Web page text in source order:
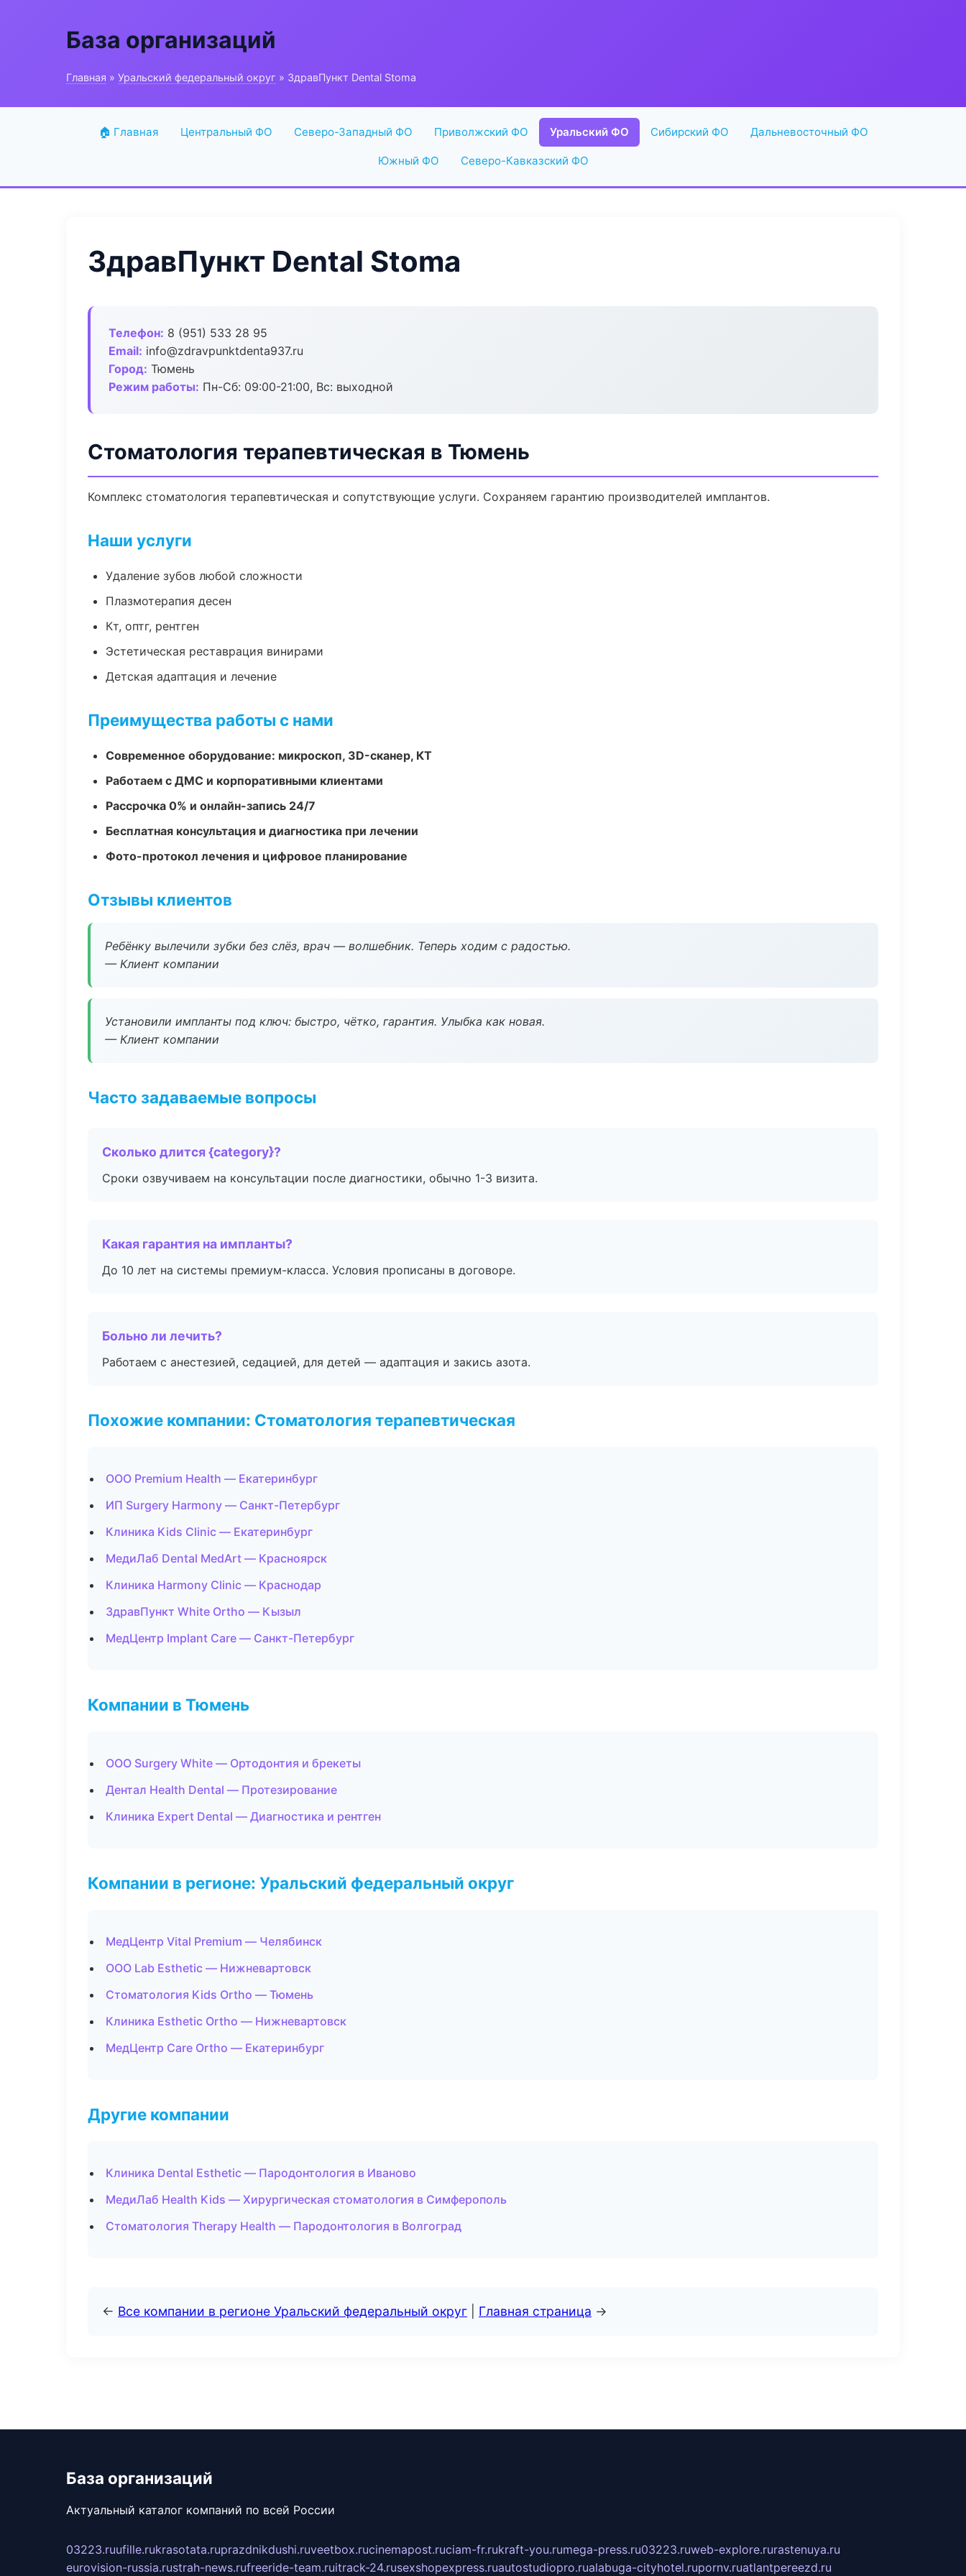
База организаций
Главная » Уральский федеральный округ » ЗдравПункт Dental Stoma
🏠 Главная Центральный ФО Северо-Западный ФО Приволжский ФО Уральский ФО Сибирский ФО Дальневосточный ФО
Южный ФО Северо-Кавказский ФО
ЗдравПункт Dental Stoma
Телефон: 8 (951) 533 28 95
Email: info@zdravpunktdenta937.ru
Город: Тюмень
Режим работы: Пн-Сб: 09:00-21:00, Вс: выходной
Стоматология терапевтическая в Тюмень
Комплекс стоматология терапевтическая и сопутствующие услуги. Сохраняем гарантию производителей имплантов.
Наши услуги
Удаление зубов любой сложности
Плазмотерапия десен
Кт, оптг, рентген
Эстетическая реставрация винирами
Детская адаптация и лечение
Преимущества работы с нами
Современное оборудование: микроскоп, 3D-сканер, КТ
Работаем с ДМС и корпоративными клиентами
Рассрочка 0% и онлайн-запись 24/7
Бесплатная консультация и диагностика при лечении
Фото-протокол лечения и цифровое планирование
Отзывы клиентов
Ребёнку вылечили зубки без слёз, врач — волшебник. Теперь ходим с радостью.
— Клиент компании
Установили импланты под ключ: быстро, чётко, гарантия. Улыбка как новая.
— Клиент компании
Часто задаваемые вопросы
Сколько длится {category}?
Сроки озвучиваем на консультации после диагностики, обычно 1-3 визита.
Какая гарантия на импланты?
До 10 лет на системы премиум-класса. Условия прописаны в договоре.
Больно ли лечить?
Работаем с анестезией, седацией, для детей — адаптация и закись азота.
Похожие компании: Стоматология терапевтическая
ООО Premium Health — Екатеринбург
ИП Surgery Harmony — Санкт-Петербург
Клиника Kids Clinic — Екатеринбург
МедиЛаб Dental MedArt — Красноярск
Клиника Harmony Clinic — Краснодар
ЗдравПункт White Ortho — Кызыл
МедЦентр Implant Care — Санкт-Петербург
Компании в Тюмень
ООО Surgery White — Ортодонтия и брекеты
Дентал Health Dental — Протезирование
Клиника Expert Dental — Диагностика и рентген
Компании в регионе: Уральский федеральный округ
МедЦентр Vital Premium — Челябинск
ООО Lab Esthetic — Нижневартовск
Стоматология Kids Ortho — Тюмень
Клиника Esthetic Ortho — Нижневартовск
МедЦентр Care Ortho — Екатеринбург
Другие компании
Клиника Dental Esthetic — Пародонтология в Иваново
МедиЛаб Health Kids — Хирургическая стоматология в Симферополь
Стоматология Therapy Health — Пародонтология в Волгоград
← Все компании в регионе Уральский федеральный округ Главная страница →
База организаций
Актуальный каталог компаний по всей России
03223.ruufille.rukrasotata.ruprazdnikdushi.ruveetbox.rucinemapost.ruciam-fr.rukraft-you.rumega-press.ru03223.ruweb-explore.rurastenuya.ru
eurovision-russia.rustrah-news.rufreeride-team.ruitrack-24.rusexshopexpress.ruautostudiopro.rualabuga-cityhotel.rupornv.ruatlantpereezd.ru